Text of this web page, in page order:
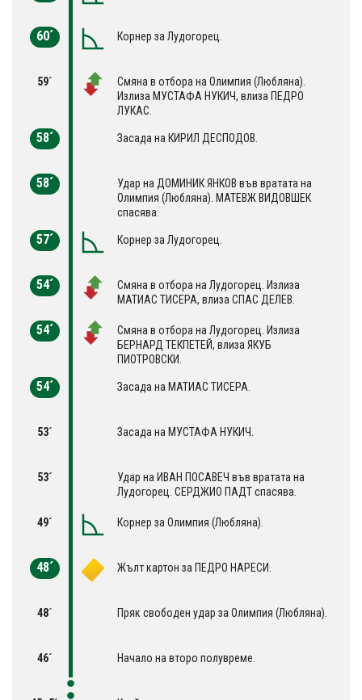
60´ Корнер за Лудогорец.
59´
Смяна в отбора на Олимпия (Любляна).
Излиза МУСТАФА НУКИЧ, влиза ПЕДРО
ЛУКАС.
58´ Засада на КИРИЛ ДЕСПОДОВ.
58´
Удар на ДОМИНИК ЯНКОВ във вратата на
Олимпия (Любляна). МАТЕВЖ ВИДОВШЕК
спасява.
57´ Корнер за Лудогорец.
54´
Смяна в отбора на Лудогорец. Излиза
МАТИАС ТИСЕРА, влиза СПАС ДЕЛЕВ.
54´
Смяна в отбора на Лудогорец. Излиза
БЕРНАРД ТЕКПЕТЕЙ, влиза ЯКУБ
ПИОТРОВСКИ.
54´ Засада на МАТИАС ТИСЕРА.
53´ Засада на МУСТАФА НУКИЧ.
53´
Удар на ИВАН ПОСАВЕЧ във вратата на
Лудогорец. СЕРДЖИО ПАДТ спасява.
49´ Корнер за Олимпия (Любляна).
48´ Жълт картон за ПЕДРО НАРЕСИ.
48´ Пряк свободен удар за Олимпия (Любляна).
46´ Начало на второ полувреме.